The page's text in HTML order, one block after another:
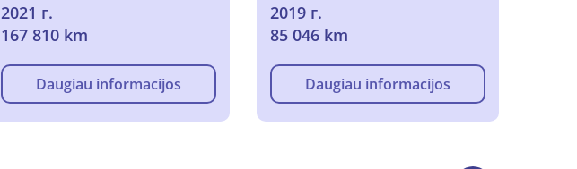
2021 г.
167 810 km
Daugiau informacijos
2019 г.
85 046 km
Daugiau informacijos